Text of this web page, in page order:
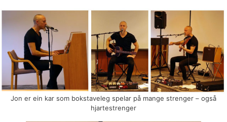
Jon er ein kar som bokstaveleg spelar på mange strenger – også
hjartestrenger